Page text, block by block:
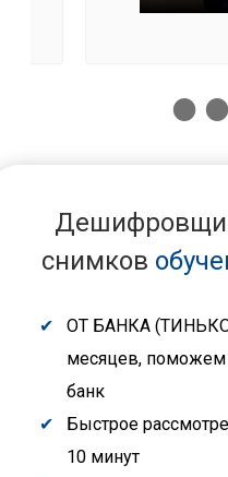
снимков
ОТ БАНКА
месяцев, поможем
банк
Быстрое
10 минут